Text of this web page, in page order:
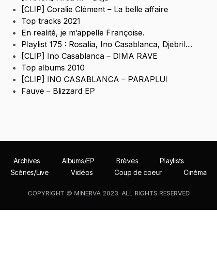
[CLIP] Coralie Clément – La belle affaire
Top tracks 2021
En realité, je m’appelle Françoise.
Playlist 175 : Rosalía, Ino Casablanca, Djebril…
[CLIP] Ino Casablanca – DIMA RAVE
Top albums 2010
[CLIP] INO CASABLANCA – PARAPLUI
Fauve – Blizzard EP
Archives Albums/EP Brèves
Playlists
Scènes/Live
Vidéos Coup de coeur Cinéma
COPYRIGHT © MINERVA 2023. ALL RIGHTS RESERVED